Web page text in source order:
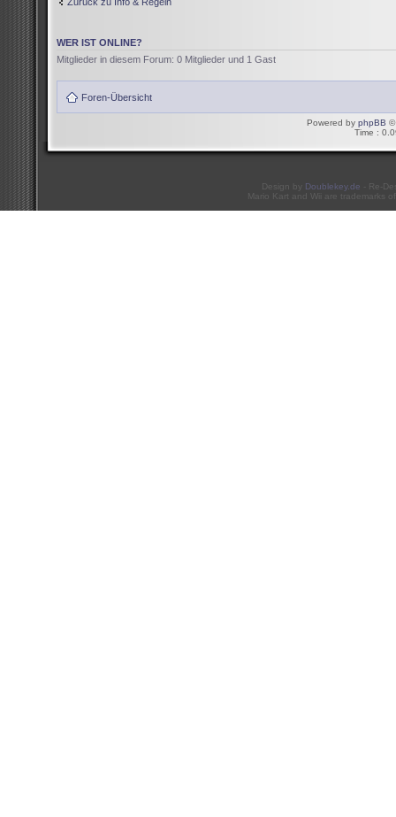
WER IST ONLINE?
Mitglieder in diesem Forum: 0 Mitglieder und 1 Gast
Foren-Übersicht
Powered by phpBB ©
Time :
Design by Doublekey.de - Re-
Mario Kart and Wii are trademarks